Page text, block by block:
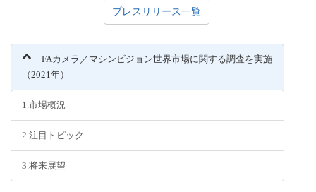
プレスリリース一覧
FAカメラ／マシンビジョン世界市場に関する調査を実施
（2021年）
1.市場概況
2.注目トピック
3.将来展望